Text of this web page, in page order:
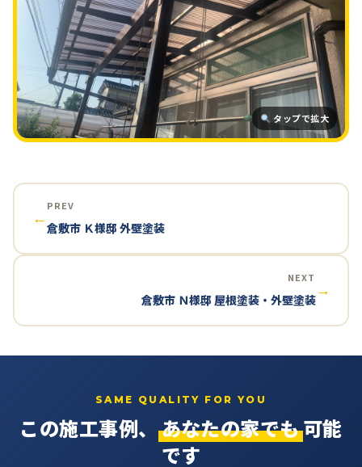
タップで拡大
←
PREV
倉敷市 Ｋ様邸 外壁塗装
NEXT
倉敷市 Ｎ様邸 屋根塗装・外壁塗装
→
SAME QUALITY FOR YOU
この施工事例、 あなたの家でも可能
です